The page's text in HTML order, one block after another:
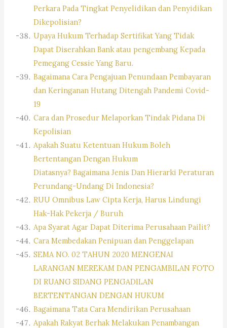
Perkara Pada Tingkat Penyelidikan dan Penyidikan
Dikepolisian?
Upaya Hukum Terhadap Sertifikat Yang Tidak
Dapat Diserahkan Bank atau pengembang Kepada
Pemegang Cessie Yang Baru.
Bagaimana Cara Pengajuan Penundaan Pembayaran
dan Keringanan Hutang Ditengah Pandemi Covid-
19
Cara dan Prosedur Melaporkan Tindak Pidana Di
Kepolisian
Apakah Suatu Ketentuan Hukum Boleh
Bertentangan Dengan Hukum
Diatasnya? Bagaimana Jenis Dan Hierarki Peraturan
Perundang-Undang Di Indonesia?
RUU Omnibus Law Cipta Kerja, Harus Lindungi
Hak-Hak Pekerja / Buruh
Apa Syarat Agar Dapat Diterima Perusahaan Pailit?
Cara Membedakan Penipuan dan Penggelapan
SEMA NO. 02 TAHUN 2020 MENGENAI
LARANGAN MEREKAM DAN PENGAMBILAN FOTO
DI RUANG SIDANG PENGADILAN
BERTENTANGAN DENGAN HUKUM
Bagaimana Tata Cara Mendirikan Perusahaan
Apakah Rakyat Berhak Melakukan Penambangan